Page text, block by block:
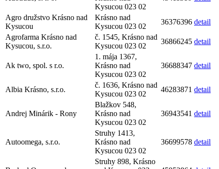
Kysucou 023 02
Agro družstvo Krásno nad
Kysucou
Krásno nad
Kysucou 023 02
36376396 detail
Agrofarma Krásno nad
Kysucou, s.r.o.
č. 1545, Krásno nad
Kysucou 023 02
36866245 detail
Ak two, spol. s r.o.
1. mája 1367,
Krásno nad
Kysucou 023 02
36688347 detail
Albia Krásno, s.r.o.
č. 1636, Krásno nad
Kysucou 023 02
46283871 detail
Andrej Minárik - Rony
Blažkov 548,
Krásno nad
Kysucou 023 02
36943541 detail
Autoomega, s.r.o.
Struhy 1413,
Krásno nad
Kysucou 023 02
36699578 detail
Struhy 898, Krásno